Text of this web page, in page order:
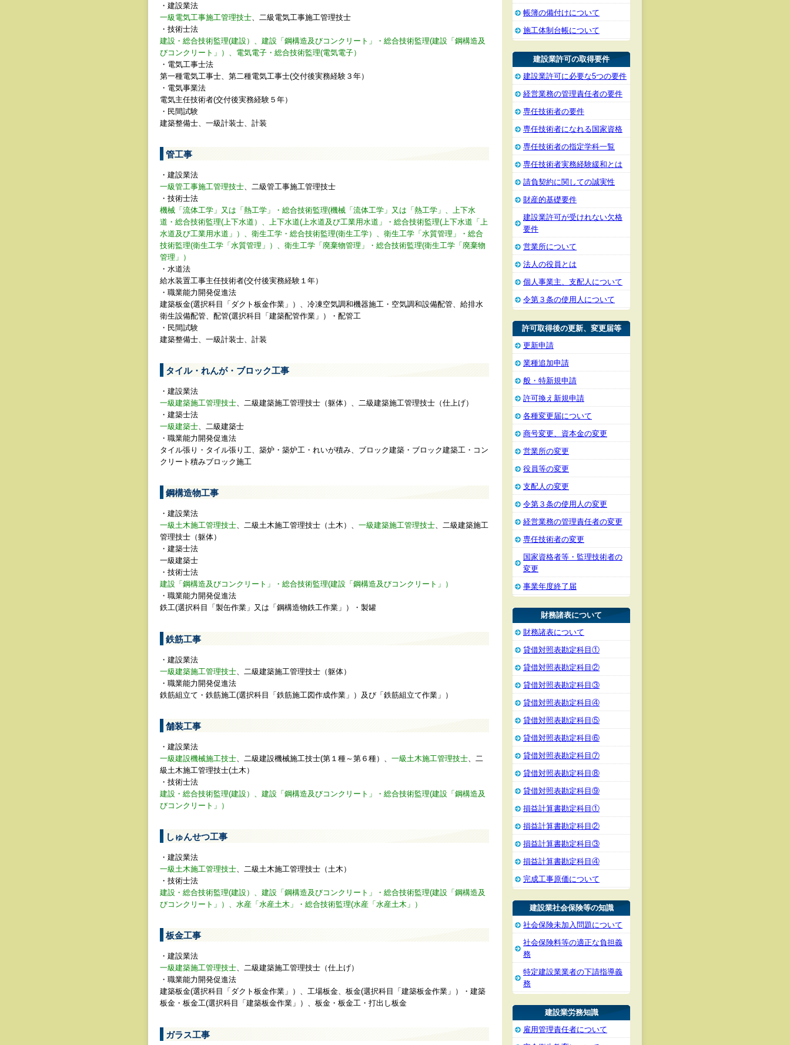
・建設業法
一級電気工事施工管理技士 、二級電気工事施工管理技士
・技術士法
建設・総合技術監理(建設）、建設「鋼構造及びコンクリート」・総合技術監理(建設「鋼構造及
びコンクリート」）、電気電子・総合技術監理(電気電子）
・電気工事士法
第一種電気工事士、第二種電気工事士(交付後実務経験３年）
・電気事業法
電気主任技術者(交付後実務経験５年）
・民間試験
建築整備士、一級計装士、計装
管工事
・建設業法
一級管工事施工管理技士 、二級管工事施工管理技士
・技術士法
機械「流体工学」又は「熱工学」・総合技術監理(機械「流体工学」又は「熱工学」、上下水
道・総合技術監理(上下水道）、上下水道(上水道及び工業用水道」・総合技術監理(上下水道「上
水道及び工業用水道」）、衛生工学・総合技術監理(衛生工学）、衛生工学「水質管理」・総合
技術監理(衛生工学「水質管理」）、衛生工学「廃棄物管理」・総合技術監理(衛生工学「廃棄物
管理」）
・水道法
給水装置工事主任技術者(交付後実務経験１年）
・職業能力開発促進法
建築板金(選択科目「ダクト板金作業」）、冷凍空気調和機器施工・空気調和設備配管、給排水
衛生設備配管、配管(選択科目「建築配管作業」）・配管工
・民間試験
建築整備士、一級計装士、計装
タイル・れんが・ブロック工事
・建設業法
一級建築施工管理技士、二級建築施工管理技士（躯体）、二級建築施工管理技士（仕上げ）
・建築士法
一級建築士、二級建築士
・職業能力開発促進法
タイル張り・タイル張り工、築炉・築炉工・れいが積み、ブロック建築・ブロック建築工・コン
クリート積みブロック施工
鋼構造物工事
・建設業法
一級土木施工管理技士、二級土木施工管理技士（土木）、 一級建築施工管理技士、二級建築施工
管理技士（躯体）
・建築士法
一級建築士
・技術士法
建設「鋼構造及びコンクリート」・総合技術監理(建設「鋼構造及びコンクリート」）
・職業能力開発促進法
鉄工(選択科目「製缶作業」又は「鋼構造物鉄工作業」）・製罐
鉄筋工事
・建設業法
一級建築施工管理技士 、二級建築施工管理技士（躯体）
・職業能力開発促進法
鉄筋組立て・鉄筋施工(選択科目「鉄筋施工図作成作業」）及び「鉄筋組立て作業」）
舗装工事
・建設業法
一級建設機械施工技士 、二級建設機械施工技士(第１種～第６種）、 一級土木施工管理技士 、二
級土木施工管理技士(土木）
・技術士法
建設・総合技術監理(建設）、建設「鋼構造及びコンクリート」・総合技術監理(建設「鋼構造及
びコンクリート」）
しゅんせつ工事
・建設業法
一級土木施工管理技士、二級土木施工管理技士（土木）
・技術士法
建設・総合技術監理(建設）、建設「鋼構造及びコンクリート」・総合技術監理(建設「鋼構造及
びコンクリート」）、水産「水産土木」・総合技術監理(水産「水産土木」）
板金工事
・建設業法
一級建築施工管理技士、二級建築施工管理技士（仕上げ）
・職業能力開発促進法
建築板金(選択科目「ダクト板金作業」）、工場板金、板金(選択科目「建築板金作業」）・建築
板金・板金工(選択科目「建築板金作業」）、板金・板金工・打出し板金
ガラス工事
帳簿の備付けについて
施工体制台帳について
建設業許可の取得要件
建設業許可に必要な5つの要件
経営業務の管理責任者の要件
専任技術者の要件
専任技術者になれる国家資格
専任技術者の指定学科一覧
専任技術者実務経験緩和とは
請負契約に関しての誠実性
財産的基礎要件
建設業許可が受けれない欠格
要件
営業所について
法人の役員とは
個人事業主、支配人について
令第３条の使用人について
許可取得後の更新、変更届等
更新申請
業種追加申請
般・特新規申請
許可換え新規申請
各種変更届について
商号変更、資本金の変更
営業所の変更
役員等の変更
支配人の変更
令第３条の使用人の変更
経営業務の管理責任者の変更
専任技術者の変更
国家資格者等・監理技術者の
変更
事業年度終了届
財務諸表について
財務諸表について
貸借対照表勘定科目①
貸借対照表勘定科目②
貸借対照表勘定科目③
貸借対照表勘定科目④
貸借対照表勘定科目⑤
貸借対照表勘定科目⑥
貸借対照表勘定科目⑦
貸借対照表勘定科目⑧
貸借対照表勘定科目⑨
損益計算書勘定科目①
損益計算書勘定科目②
損益計算書勘定科目③
損益計算書勘定科目④
完成工事原価について
建設業社会保険等の知識
社会保険未加入問題について
社会保険料等の適正な負担義
務
特定建設業業者の下請指導義
務
建設業労務知識
雇用管理責任者について